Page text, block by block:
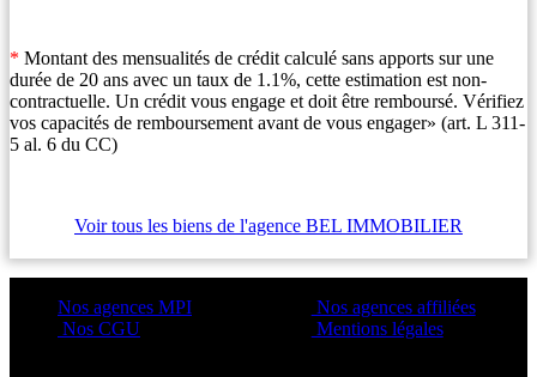
* Montant des mensualités de crédit calculé sans apports sur une
durée de 20 ans avec un taux de 1.1%, cette estimation est non-
contractuelle. Un crédit vous engage et doit être remboursé. Vérifiez
vos capacités de remboursement avant de vous engager» (art. L 311-
5 al. 6 du CC)
Voir tous les biens de l'agence BEL IMMOBILIER
Nos agences MPI
Nos CGU
Nos agences affiliées
Mentions légales